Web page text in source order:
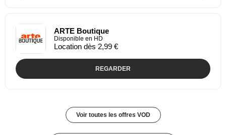
ARTE Boutique
Disponible en HD
Location dès 2,99 €
REGARDER
Voir toutes les offres VOD